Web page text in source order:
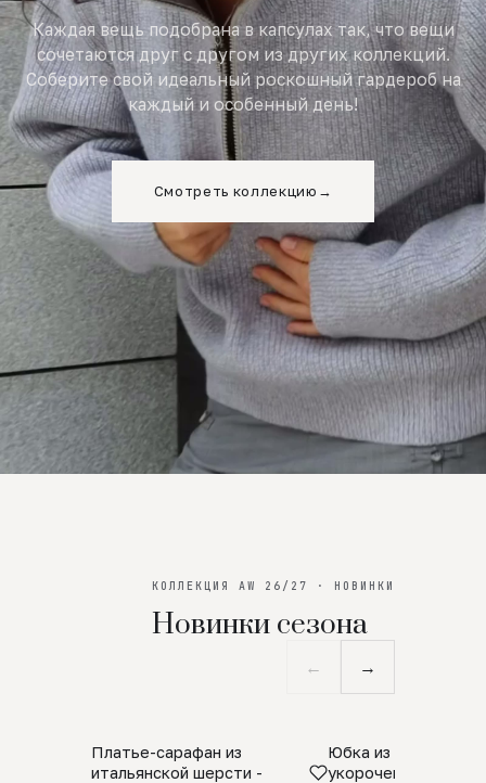
Каждая вещь подобрана в капсулах так, что вещи
сочетаются друг с другом из других коллекций.
Соберите свой идеальный роскошный гардероб на
каждый и особенный день!
Смотреть коллекцию →
КОЛЛЕКЦИЯ AW 26/27 · НОВИНКИ
Новинки сезона
← →
SALE
Платье-сарафан из
итальянской шерсти -
ПРЕДЗАКАЗ
Юбка из
укороченная с